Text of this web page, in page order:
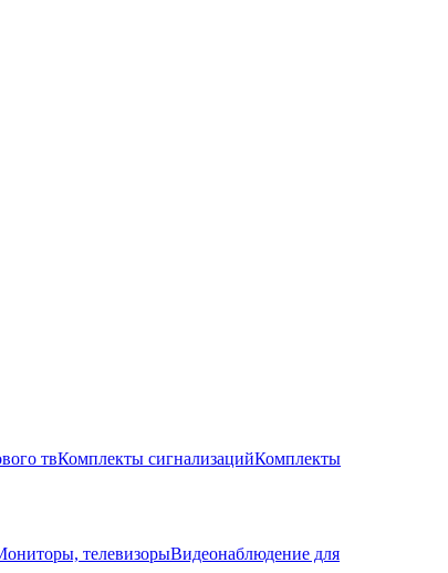
твКомплекты сигнализацийКомплекты
телевизорыВидеонаблюдение для